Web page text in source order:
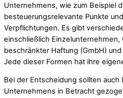
Unternehmens, wie zum Beispiel
besteuerungsrelevante Punkte
Verpflichtungen. Es gibt
einschließlich Einzelunternehmen,
beschränkter Haftung (GmbH)
Jede dieser Formen hat ihre
Bei der Entscheidung sollten auch
Unternehmens in Betracht